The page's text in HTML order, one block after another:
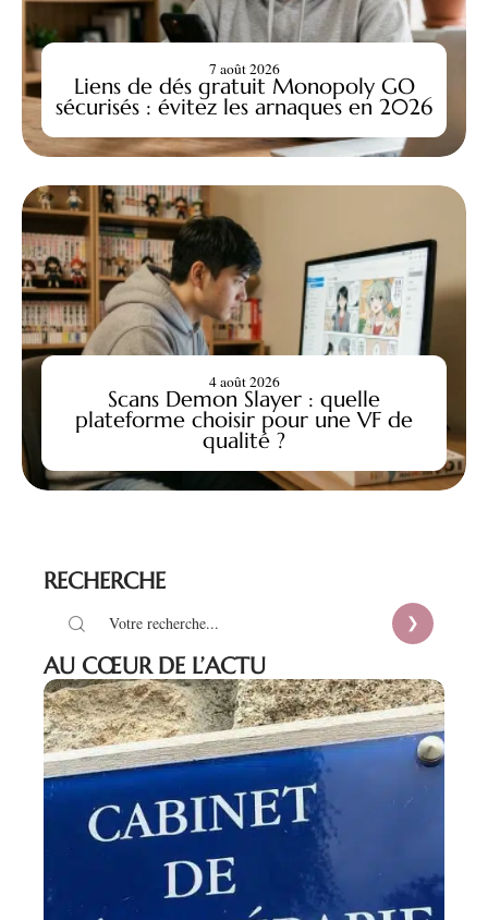
Liens de dés gratuit Monopoly GO
sécurisés : évitez les arnaques en 2026
7 août 2026
Scans Demon Slayer : quelle
plateforme choisir pour une VF de
qualité ?
4 août 2026
RECHERCHE
AU CŒUR DE L’ACTU